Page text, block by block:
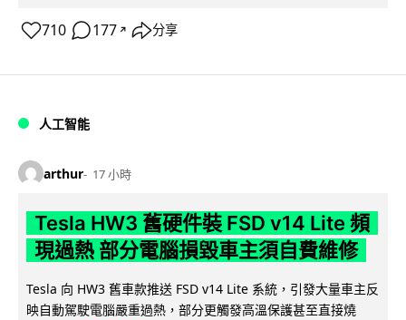
710 177 ↗ 分享
人工智能
arthur 17 小時
Tesla HW3 舊硬件裝 FSD v14 Lite 頻
現過熱 部分電腦損毀車主須自費維修
Tesla 向 HW3 舊車款推送 FSD v14 Lite 系統，引發大量車主反
映自動駕駛電腦嚴重過熱，部分更觸發高溫保護甚至直接燒